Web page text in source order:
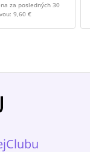
za posledných 30
9,60 €